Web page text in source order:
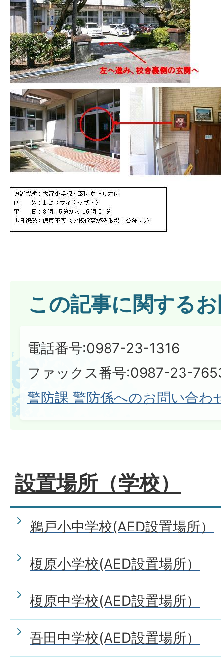
この記事に関する
電話番号:0987-23-1316
ファックス番号:0987-23-
警防課 警防係へのお問い合わ
設置場所（学校）
鵜戸小中学校(AED設置場所）
榎原小学校(AED設置場所）
榎原中学校(AED設置場所）
吾田中学校(AED設置場所）